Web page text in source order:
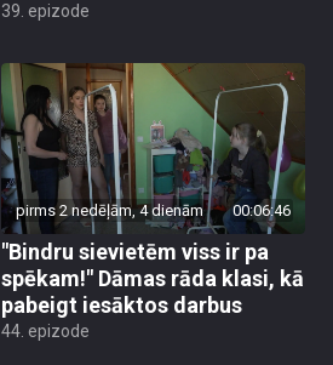
39. epizode
pirms 2 nedēļām, 4 dienām 00:06:46
"Bindru sievietēm viss ir pa
spēkam!" Dāmas rāda klasi, kā
pabeigt iesāktos darbus
44. epizode